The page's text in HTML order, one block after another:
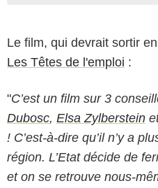
Le film, qui devrait sortir
Les Têtes de l'emploi :
"C’est un film sur 3
Dubosc, Elsa Zylberstein
! C’est-à-dire qu’il n’y a
région. L’Etat décide de
et on se retrouve nous-